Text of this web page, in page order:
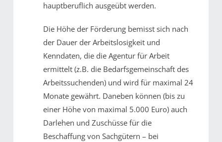
hauptberuflich ausgeübt werden.
Die Höhe der Förderung bemisst sich nach
der Dauer der Arbeitslosigkeit und
Kenndaten, die die Agentur für Arbeit
ermittelt (z.B. die Bedarfsgemeinschaft des
Arbeitssuchenden) und wird für maximal 24
Monate gewährt. Daneben können (bis zu
einer Höhe von maximal 5.000 Euro) auch
Darlehen und Zuschüsse für die
Beschaffung von Sachgütern – bei